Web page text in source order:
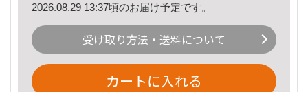
2026.08.29 13:37頃のお届け予定です。
受け取り方法・送料について
カートに入れる